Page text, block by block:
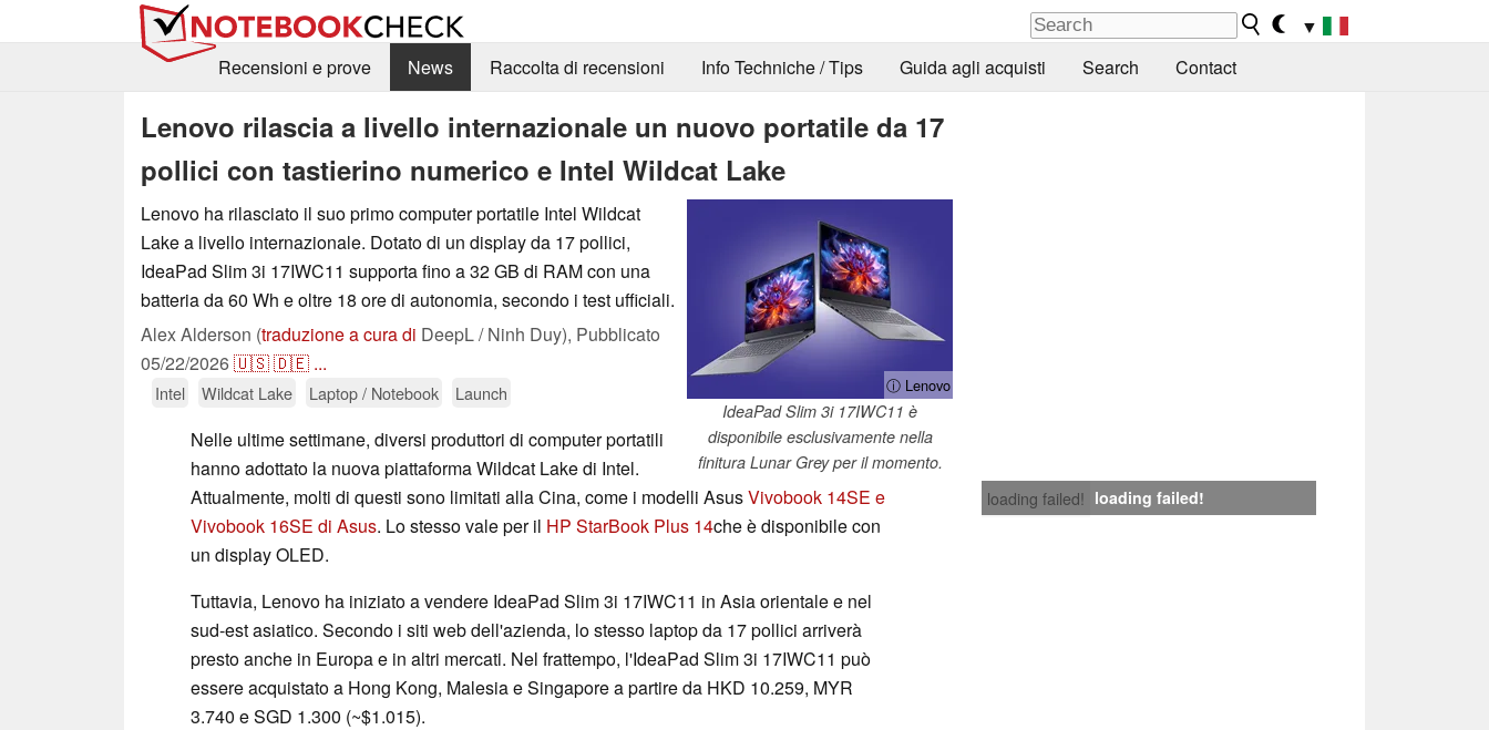
▼
Recensioni e prove
News Raccolta di recensioni Info Techniche / Tips Guida agli acquisti Search Contact
Lenovo rilascia a livello internazionale un nuovo portatile da 17
pollici con tastierino numerico e Intel Wildcat Lake
ⓘ Lenovo
IdeaPad Slim 3i 17IWC11 è
disponibile esclusivamente nella
finitura Lunar Grey per il momento.
Lenovo ha rilasciato il suo primo computer portatile Intel Wildcat
Lake a livello internazionale. Dotato di un display da 17 pollici,
IdeaPad Slim 3i 17IWC11 supporta fino a 32 GB di RAM con una
batteria da 60 Wh e oltre 18 ore di autonomia, secondo i test ufficiali.
Alex Alderson (traduzione a cura di DeepL / Ninh Duy), Pubblicato
05/22/2026🇺🇸🇩🇪 ...
Intel Wildcat Lake Laptop / Notebook Launch
loading failed! loading failed!
Nelle ultime settimane, diversi produttori di computer portatili
hanno adottato la nuova piattaforma Wildcat Lake di Intel.
Attualmente, molti di questi sono limitati alla Cina, come i modelli AsusVivobook 14SE e
Vivobook 16SE di Asus. Lo stesso vale per il HP StarBook Plus 14che è disponibile con
un display OLED.
Tuttavia, Lenovo ha iniziato a vendere IdeaPad Slim 3i 17IWC11 in Asia orientale e nel
sud-est asiatico. Secondo i siti web dell'azienda, lo stesso laptop da 17 pollici arriverà
presto anche in Europa e in altri mercati. Nel frattempo, l'IdeaPad Slim 3i 17IWC11 può
essere acquistato a Hong Kong, Malesia e Singapore a partire da HKD 10.259, MYR
3.740 e SGD 1.300 (~$1.015).